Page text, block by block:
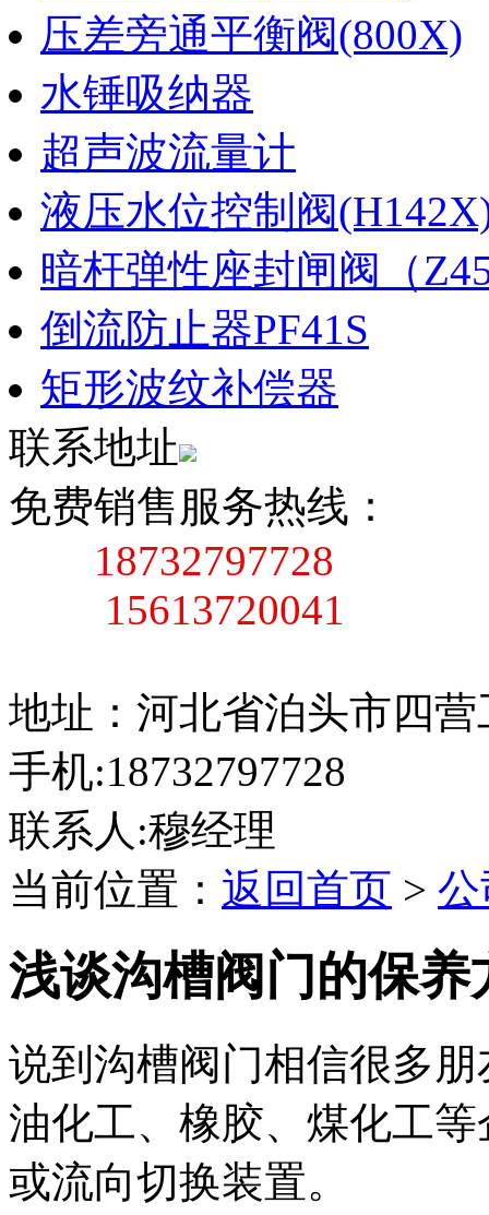
压差旁通平衡阀(800X)
水锤吸纳器
超声波流量计
液压水位控制阀
暗杆弹性座封闸阀（
倒流防止器PF41S
矩形波纹补偿器
联系地址
免费销售服务热线：
18732797728
15613720041
地址：河北省泊头市四营
手机:18732797728
联系人:穆经理
当前位置： 返回首页 >
浅谈沟槽阀门的保
说到沟槽阀门相信很多
油化工、橡胶、煤化工
或流向切换装置。